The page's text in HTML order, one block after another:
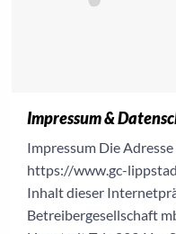
Impressum &
Impressum Die
https://www.gc-
Inhalt dieser
Betreibergesellschaft